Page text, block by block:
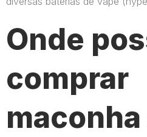
Onde
comprar
maconha